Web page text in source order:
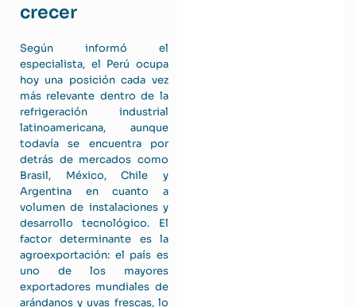
crecer
Según informó el
especialista, el Perú ocupa
hoy una posición cada vez
más relevante dentro de la
refrigeración industrial
latinoamericana, aunque
todavía se encuentra por
detrás de mercados como
Brasil, México, Chile y
Argentina en cuanto a
volumen de instalaciones y
desarrollo tecnológico. El
factor determinante es la
agroexportación: el país es
uno de los mayores
exportadores mundiales de
arándanos y uvas frescas, lo